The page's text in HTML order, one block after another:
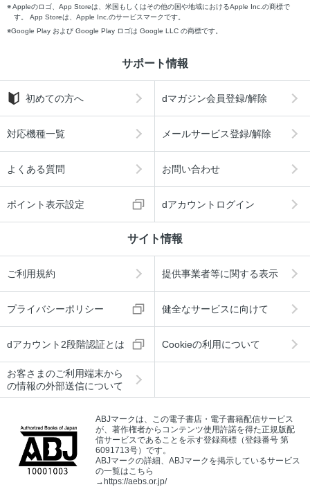
Appleのロゴ、App Storeは、米国もしくはその他の国や地域におけるApple Inc.の商標で
す。 App Storeは、Apple Inc.のサービスマークです。
Google Play および Google Play ロゴは Google LLC の商標です。
サポート情報
初めての方へ dマガジン会員登録/解除
対応機種一覧 メールサービス登録/解除
よくある質問 お問い合わせ
ポイント表示設定 dアカウントログイン
サイト情報
ご利用規約 提供事業者等に関する表示
プライバシーポリシー 健全なサービスに向けて
dアカウント2段階認証とは Cookieの利用について
お客さまのご利用端末から
の情報の外部送信について
ABJマークは、この電子書店・電子書籍配信サービス
が、著作権者からコンテンツ使用許諾を得た正規版配
信サービスであることを示す登録商標（登録番号 第
6091713号）です。
ABJマークの詳細、ABJマークを掲示しているサービス
の一覧はこちら
→https://aebs.or.jp/